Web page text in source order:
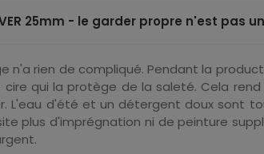
25mm - le garder propre n'est pas
n'a rien de compliqué. Pendant la
cire qui la protège de la saleté. Cela
L'eau d'été et un détergent doux sont
plus d'imprégnation ni de peinture